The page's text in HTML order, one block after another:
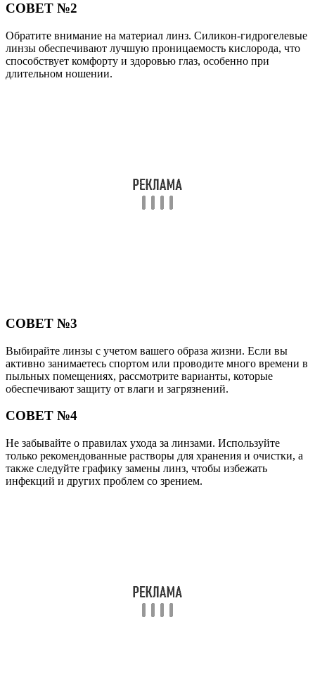
СОВЕТ №2
Обратите внимание на материал линз. Силикон-гидрогелевые
линзы обеспечивают лучшую проницаемость кислорода, что
способствует комфорту и здоровью глаз, особенно при
длительном ношении.
СОВЕТ №3
Выбирайте линзы с учетом вашего образа жизни. Если вы
активно занимаетесь спортом или проводите много времени в
пыльных помещениях, рассмотрите варианты, которые
обеспечивают защиту от влаги и загрязнений.
СОВЕТ №4
Не забывайте о правилах ухода за линзами. Используйте
только рекомендованные растворы для хранения и очистки, а
также следуйте графику замены линз, чтобы избежать
инфекций и других проблем со зрением.